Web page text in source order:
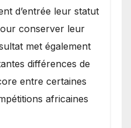
d’entrée leur statut
conserver leur
met également
différences de
entre certaines
africaines